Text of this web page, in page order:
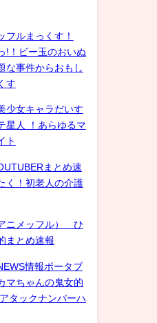
フルまっくす！
!！ビー玉のおいぬ
事件からおもし
す
少女キャラだいす
星人 ！あらゆるマ
ト
まとめ速
く！初老人の介護
ニメッフル） ひ
まとめ速報
情報ポータブ
マちゃんの鬼女的
タックナンバーハ